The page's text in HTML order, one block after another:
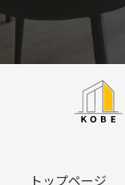
トップページ